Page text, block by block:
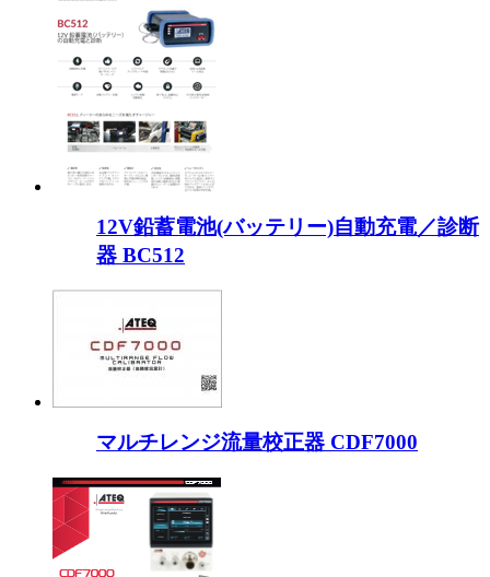
12V鉛蓄電池(バッテリー)自動充電／診断
器 BC512
マルチレンジ流量校正器 CDF7000